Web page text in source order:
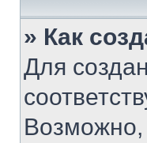
» Как
Для
Возможно,